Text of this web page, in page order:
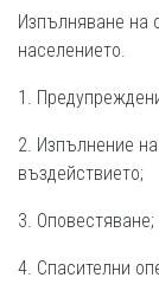
Изпълняване на
населението.
1.
2. Изпълнение
въздействието;
3. Оповестяване;
4. Спасителни